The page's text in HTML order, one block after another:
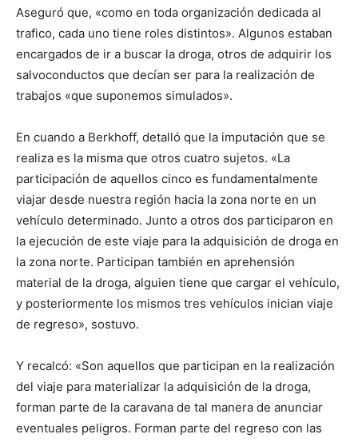
Aseguró que, «como en toda organización dedicada al
trafico, cada uno tiene roles distintos». Algunos estaban
encargados de ir a buscar la droga, otros de adquirir los
salvoconductos que decían ser para la realización de
trabajos «que suponemos simulados».
En cuando a Berkhoff, detalló que la imputación que se
realiza es la misma que otros cuatro sujetos. «La
participación de aquellos cinco es fundamentalmente
viajar desde nuestra región hacia la zona norte en un
vehículo determinado. Junto a otros dos participaron en
la ejecución de este viaje para la adquisición de droga en
la zona norte. Participan también en aprehensión
material de la droga, alguien tiene que cargar el vehículo,
y posteriormente los mismos tres vehículos inician viaje
de regreso», sostuvo.
Y recalcó: «Son aquellos que participan en la realización
del viaje para materializar la adquisición de la droga,
forman parte de la caravana de tal manera de anunciar
eventuales peligros. Forman parte del regreso con las